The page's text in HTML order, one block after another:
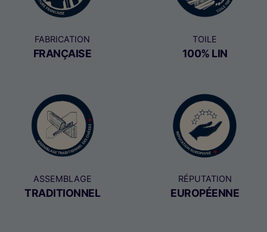
FABRICATION
FRANÇAISE
TOILE
100% LIN
ASSEMBLAGE
TRADITIONNEL
RÉPUTATION
EUROPÉENNE